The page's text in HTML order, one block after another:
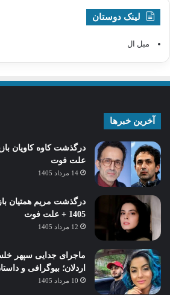
لینک دوستان
مبل ال
آخرین خبرها
درگذشت کاوه کاویان
علت فوت
14 مرداد 1405
1405 + علت فوت
12 مرداد 1405
ماجرای جدایی سپهر
اردلان؛ بیوگرافی و
10 مرداد 1405